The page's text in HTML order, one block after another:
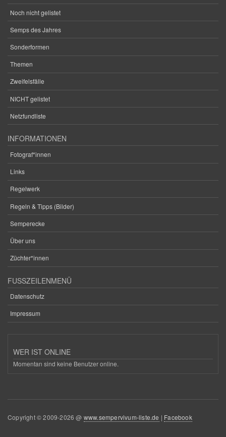
Noch nicht gelistet
Semps des Jahres
Sonderformen
Themen
Zweifelsfälle
NICHT gelistet
Netzfundliste
INFORMATIONEN
Fotograf*innen
Links
Regelwerk
Regeln & Tipps (Bilder)
Semperecke
Über uns
Züchter*innen
FUSSZEILENMENÜ
Datenschutz
Impressum
WER IST ONLINE
Momentan sind keine Benutzer online.
Copyright © 2009-2026 @ www.sempervivum-liste.de | Facebook